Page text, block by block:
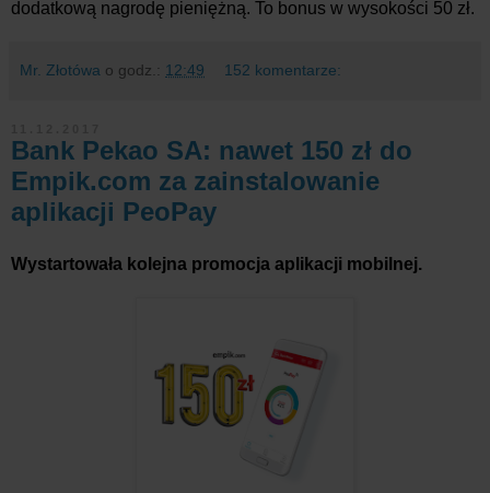
dodatkową nagrodę pieniężną. To bonus w wysokości 50 zł.
Mr. Złotówa o godz.: 12:49 152 komentarze:
Bank Pekao SA: nawet 150 zł do
Empik.com za zainstalowanie
aplikacji PeoPay
Wystartowała kolejna promocja aplikacji mobilnej.